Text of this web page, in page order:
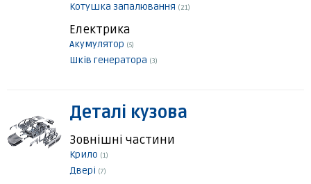
Котушка запалювання (21)
Електрика
Акумулятор (5)
Шків генератора (3)
Деталі кузова
Зовнішні частини
Крило (1)
Двері (7)